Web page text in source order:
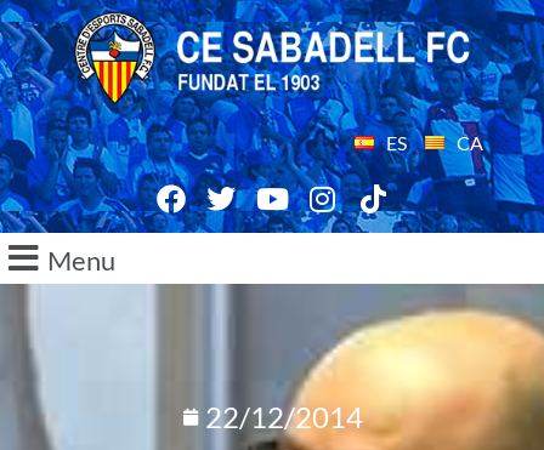
ES CA
Menu
22/12/2014